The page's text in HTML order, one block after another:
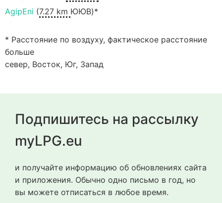
AgipEni (7.27 km ЮЮВ)*
* Расстояние по воздуху, фактическое расстояние
больше
север, Восток, Юг, Запад
Подпишитесь на рассылку
myLPG.eu
и получайте информацию об обновлениях сайта
и приложения. Обычно одно письмо в год, но
вы можете отписаться в любое время.